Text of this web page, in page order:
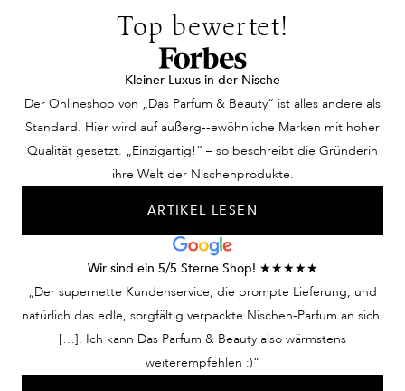
Top bewertet!
Kleiner Luxus in der Nische
Der Onlineshop von „Das Parfum & Beauty“ ist alles andere als
Standard. Hier wird auf außerg--ewöhnliche Marken mit hoher
Qualität gesetzt. „Einzigartig!“ – so beschreibt die Gründerin
ihre Welt der Nischenprodukte.
ARTIKEL LESEN
Wir sind ein 5/5 Sterne Shop! ★★★★★
„Der supernette Kundenservice, die prompte Lieferung, und
natürlich das edle, sorgfältig verpackte Nischen-Parfum an sich,
[…]. Ich kann Das Parfum & Beauty also wärmstens
weiterempfehlen :)“